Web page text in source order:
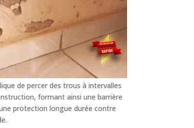
de percer des trous à intervalles
formant ainsi une barrière
protection longue durée contre